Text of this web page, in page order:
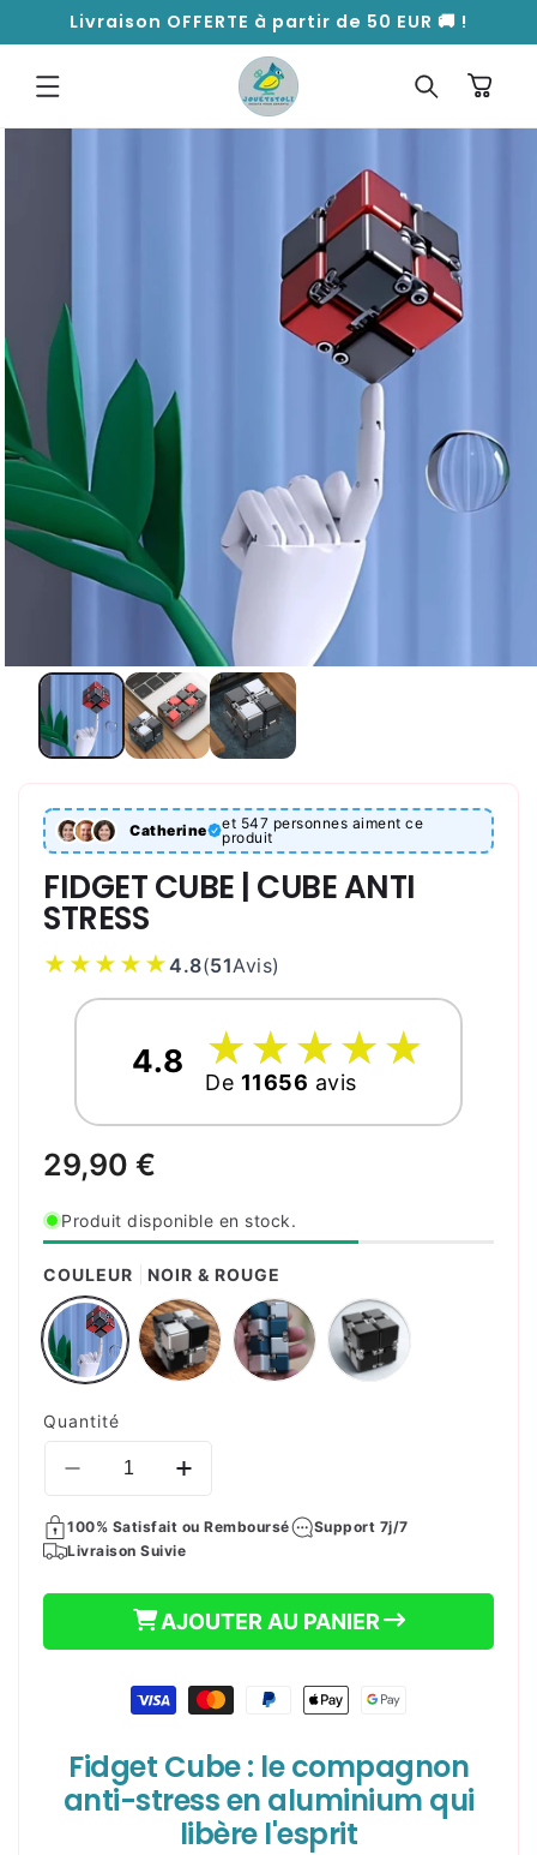
PASSER
AU
Livraison OFFERTE à partir de 50 EUR 🚚 !
Panier
Catherine
et 547 personnes aiment ce
produit
FIDGET CUBE | CUBE ANTI
STRESS
★★★★★4.8(51Avis)
4.8 ☆
★☆
★☆
★☆
★☆
★
De 11656 avis
Prix
29,90 €
Produit disponible en stock.
COULEUR NOIR & ROUGE
Quantité
Réduire
quantité
de
CUBE
STRESS
Augmenter
quantité
de
|
CUBE
ANTI
STRESS
100% Satisfait ou Remboursé
Support 7j/7
Livraison Suivie
AJOUTER AU PANIER
Fidget Cube : le compagnon
anti-stress en aluminium qui
libère l'esprit